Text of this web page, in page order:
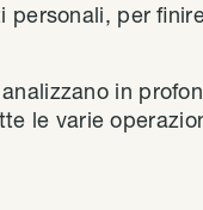
per
in
le varie